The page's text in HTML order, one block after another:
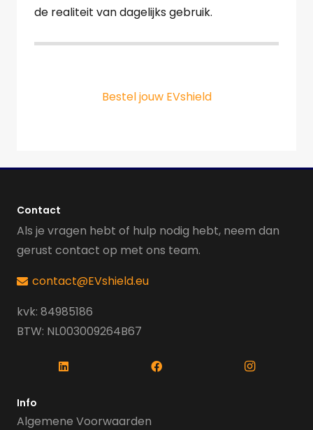
de realiteit van dagelijks gebruik.
Bestel jouw EVshield
Contact
Als je vragen hebt of hulp nodig hebt, neem dan
gerust contact op met ons team.
contact@EVshield.eu
kvk: 84985186
BTW: NL003009264B67
Info
Algemene Voorwaarden